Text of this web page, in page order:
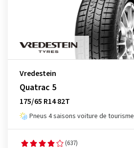
Vredestein
Quatrac 5
175/65 R14 82T
Pneus 4 saisons voiture de tourisme
(637)